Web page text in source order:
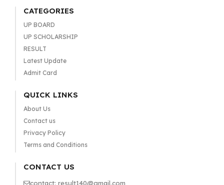
CATEGORIES
UP BOARD
UP SCHOLARSHIP
RESULT
Latest Update
Admit Card
QUICK LINKS
About Us
Contact us
Privacy Policy
Terms and Conditions
CONTACT US
contact: result140@gmail.com